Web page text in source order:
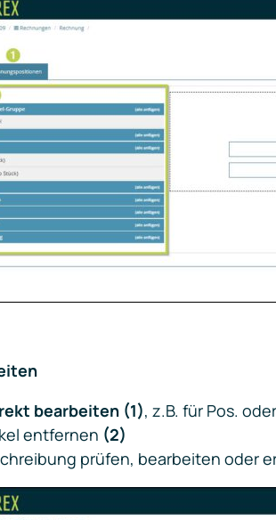
bearbeiten (1), z.B. für Pos.
entfernen (2)
prüfen, bearbeiten oder